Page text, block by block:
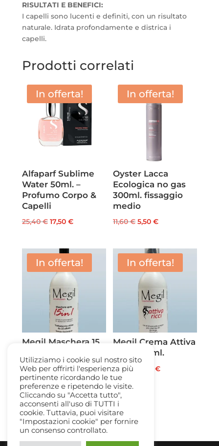
RISULTATI E BENEFICI:
I capelli sono lucenti e definiti, con un risultato
naturale. Idrata profondamente e districa i
capelli.
Prodotti correlati
In offerta!
Alfaparf Sublime
Water 50ml. –
Profumo Corpo &
Capelli
25,40€ Il
originale
era:
25,40 €.
17,50 €Il
attuale
è:
17,50 €.
In offerta!
Oyster Lacca
Ecologica no gas
300ml. fissaggio
medio
11,60€ Il
originale
era:
11,60 €.
5,50€Il
attuale
è:
5,50 €.
In offerta!
Megil Maschera 15
18,00€Il
prezzo
originale
era:
18,00 €.
7,50€Il
prezzo
attuale
è:
7,50 €.
In offerta!
Megil Crema Attiva
Ricci 250ml.
18,00€ 7,50€Il
Utilizziamo i cookie sul nostro sito
Web per offrirti l'esperienza più
pertinente ricordando le tue
preferenze e ripetendo le visite.
Cliccando su "Accetta tutto",
acconsenti all'uso di TUTTI i
cookie. Tuttavia, puoi visitare
"Impostazioni cookie" per fornire
un consenso controllato.